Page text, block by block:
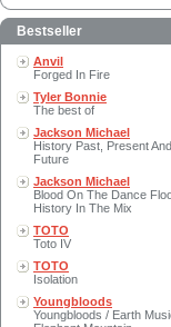
Bestseller
Anvil
Forged In Fire
Tyler Bonnie
The best of
Jackson Michael
History Past, Present And
Future
Jackson Michael
Blood On The Dance
History In The Mix
TOTO
Toto IV
TOTO
Isolation
Youngbloods
Youngbloods / Earth